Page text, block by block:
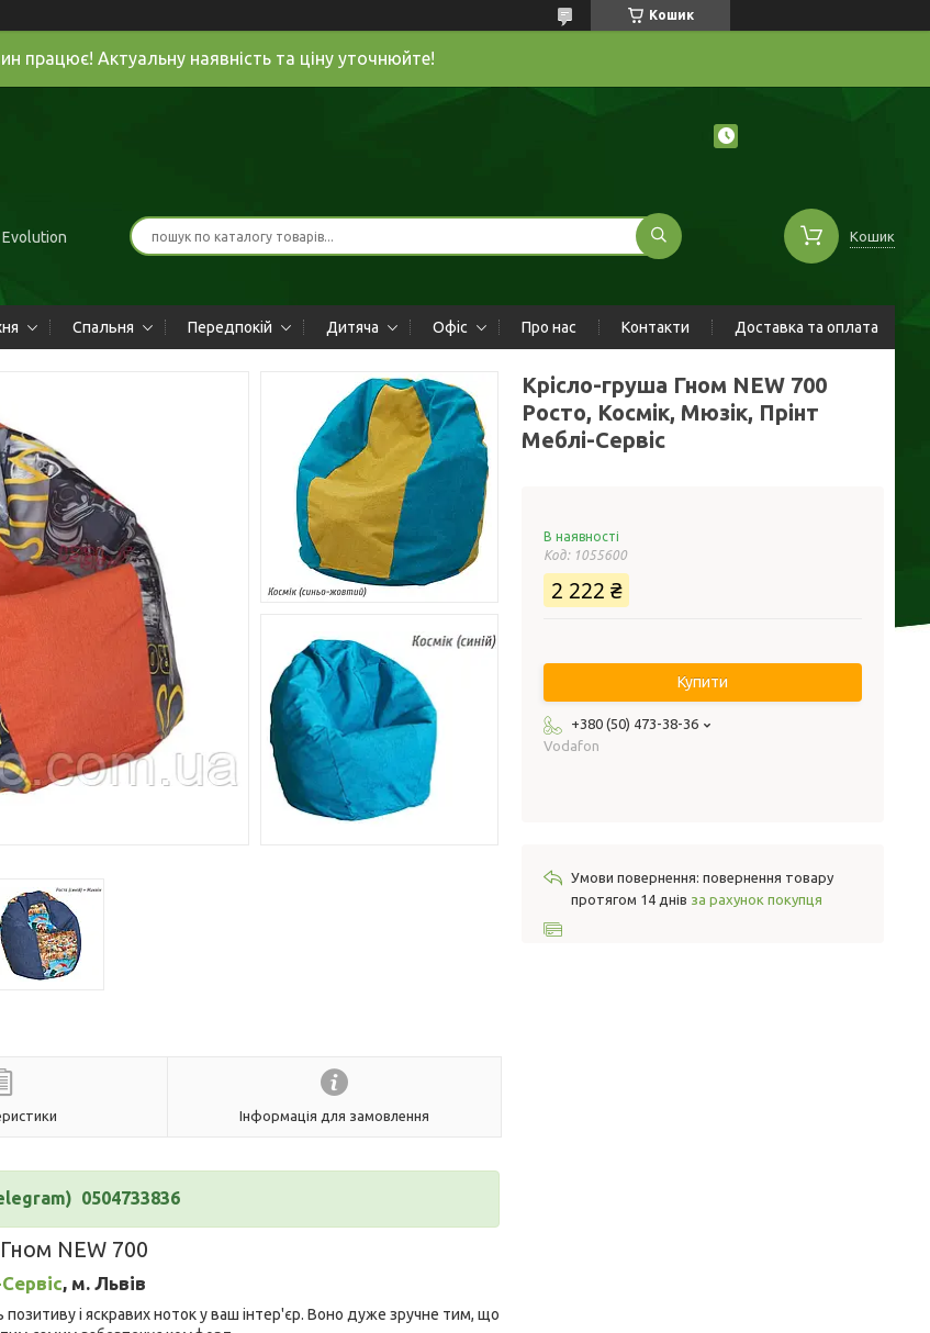
Кошик
працює! Актуальну наявність та ціну уточнюйте!
Evolution Кошик
Спальня Передпокій Дитяча Офіс Про нас Контакти Доставка та оплата
Інформація для замовлення
0504733836
NEW 700
, м. Львів
позитиву і яскравих ноток у ваш інтер'єр. Воно дуже зручне тим, що
Крісло-груша Гном NEW 700
Росто, Космік, Мюзік, Прінт
Меблі-Сервіс
В наявності
Код: 1055600
2 222 ₴
Купити
+380 (50) 473-38-36
Vodafon
повернення товару
протягом 14 днів за рахунок покупця